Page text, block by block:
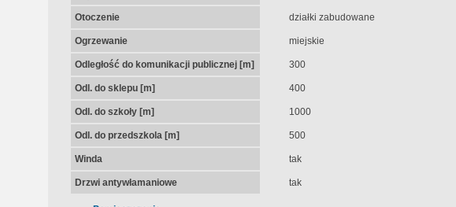
Otoczenie działki zabudowane
Ogrzewanie miejskie
Odległość do komunikacji publicznej [m] 300
Odl. do sklepu [m] 400
Odl. do szkoły [m] 1000
Odl. do przedszkola [m] 500
Winda tak
Drzwi antywłamaniowe tak